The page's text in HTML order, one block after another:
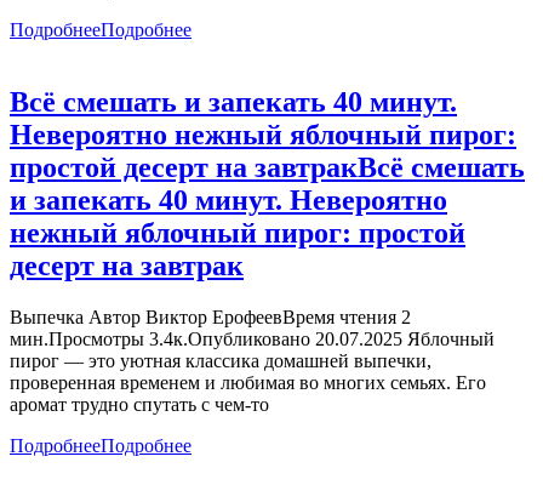
ПодробнееПодробнее
Всё смешать и запекать 40 минут.
Невероятно нежный яблочный пирог:
простой десерт на завтракВсё смешать
и запекать 40 минут. Невероятно
нежный яблочный пирог: простой
десерт на завтрак
Выпечка Автор Виктор ЕрофеевВремя чтения 2
мин.Просмотры 3.4к.Опубликовано 20.07.2025 Яблочный
пирог — это уютная классика домашней выпечки,
проверенная временем и любимая во многих семьях. Его
аромат трудно спутать с чем-то
ПодробнееПодробнее